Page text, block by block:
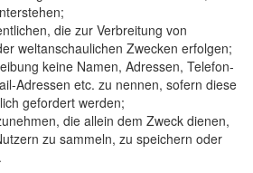
die zur Verbreitung von
weltanschaulichen Zwecken erfolgen;
keine Namen, Adressen, Telefon-
Adressen etc. zu nennen, sofern diese
gefordert werden;
die allein dem Zweck dienen,
zu sammeln, zu speichern oder